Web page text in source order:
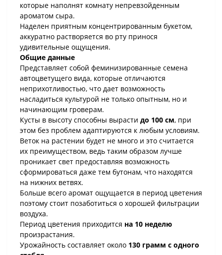
которые наполнят комнату непревзойденным
ароматом сыра.
Наделен приятным концентрированным букетом,
аккуратно растворяется во рту принося
удивительные ощущения.
Общие данные
Представляет собой феминизированные семена
автоцветущего вида, которые отличаются
неприхотливостью, что дает возможность
насладиться культурой не только опытным, но и
начинающим гроверам.
Кусты в высоту способны вырасти до 100 см, при
этом без проблем адаптируются к любым условиям.
Веток на растении будет не много и это считается
их преимуществом, ведь таким образом лучше
проникает свет предоставляя возможность
сформироваться даже тем бутонам, что находятся
на нижних ветвях.
Больше всего аромат ощущается в период цветения
поэтому стоит позаботиться о хорошей фильтрации
воздуха.
Период цветения приходится на 10 неделю
произрастания.
Урожайность составляет около 130 грамм с одного